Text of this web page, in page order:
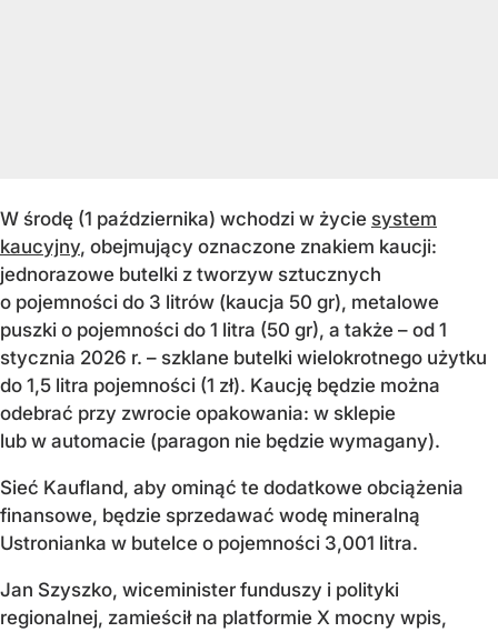
W środę (1 października) wchodzi w życie system
kaucyjny, obejmujący oznaczone znakiem kaucji:
jednorazowe butelki z tworzyw sztucznych
o pojemności do 3 litrów (kaucja 50 gr), metalowe
puszki o pojemności do 1 litra (50 gr), a także – od 1
stycznia 2026 r. – szklane butelki wielokrotnego użytku
do 1,5 litra pojemności (1 zł). Kaucję będzie można
odebrać przy zwrocie opakowania: w sklepie
lub w automacie (paragon nie będzie wymagany).
Sieć Kaufland, aby ominąć te dodatkowe obciążenia
finansowe, będzie sprzedawać wodę mineralną
Ustronianka w butelce o pojemności 3,001 litra.
Jan Szyszko, wiceminister funduszy i polityki
regionalnej, zamieścił na platformie X mocny wpis,